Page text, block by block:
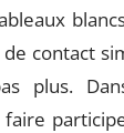
contact
plus.